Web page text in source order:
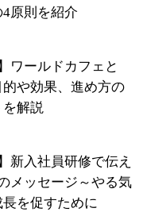
原則を紹介
ワールドカフェと
や効果、進め方の
解説
新入社員研修で伝え
メッセージ～やる気
長を促すために